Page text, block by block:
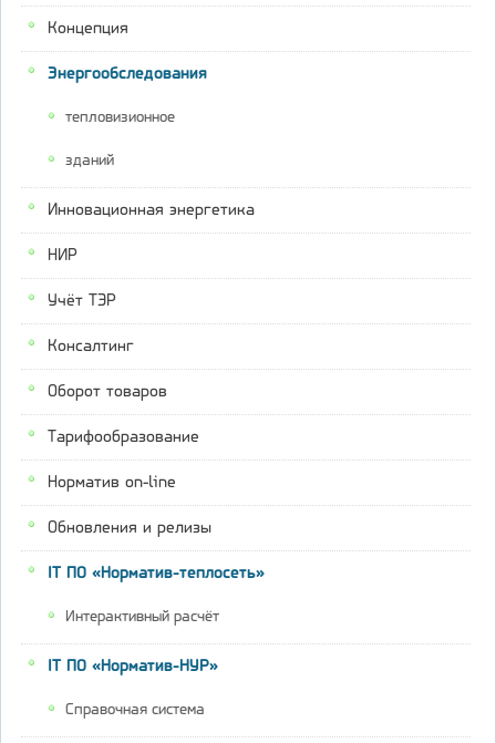
Концепция
Энергообследования
тепловизионное
зданий
Инновационная энергетика
НИР
Учёт ТЭР
Консалтинг
Оборот товаров
Тарифообразование
Норматив on-line
Обновления и релизы
IT ПО «Норматив-теплосеть»
Интерактивный расчёт
IT ПО «Норматив-НУР»
Справочная система